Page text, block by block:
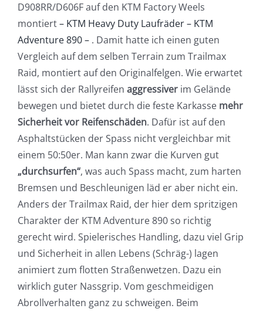
D908RR/D606F auf den KTM Factory Weels
montiert– KTM Heavy Duty Laufräder – KTM
Adventure 890 – . Damit hatte ich einen guten
Vergleich auf dem selben Terrain zum Trailmax
Raid, montiert auf den Originalfelgen. Wie erwartet
lässt sich der Rallyreifen aggressiver im Gelände
bewegen und bietet durch die feste Karkasse mehr
Sicherheit vor Reifenschäden. Dafür ist auf den
Asphaltstücken der Spass nicht vergleichbar mit
einem 50:50er. Man kann zwar die Kurven gut
„durchsurfen“, was auch Spass macht, zum harten
Bremsen und Beschleunigen läd er aber nicht ein.
Anders der Trailmax Raid, der hier dem spritzigen
Charakter der KTM Adventure 890 so richtig
gerecht wird. Spielerisches Handling, dazu viel Grip
und Sicherheit in allen Lebens (Schräg-) lagen
animiert zum flotten Straßenwetzen. Dazu ein
wirklich guter Nassgrip. Vom geschmeidigen
Abrollverhalten ganz zu schweigen. Beim